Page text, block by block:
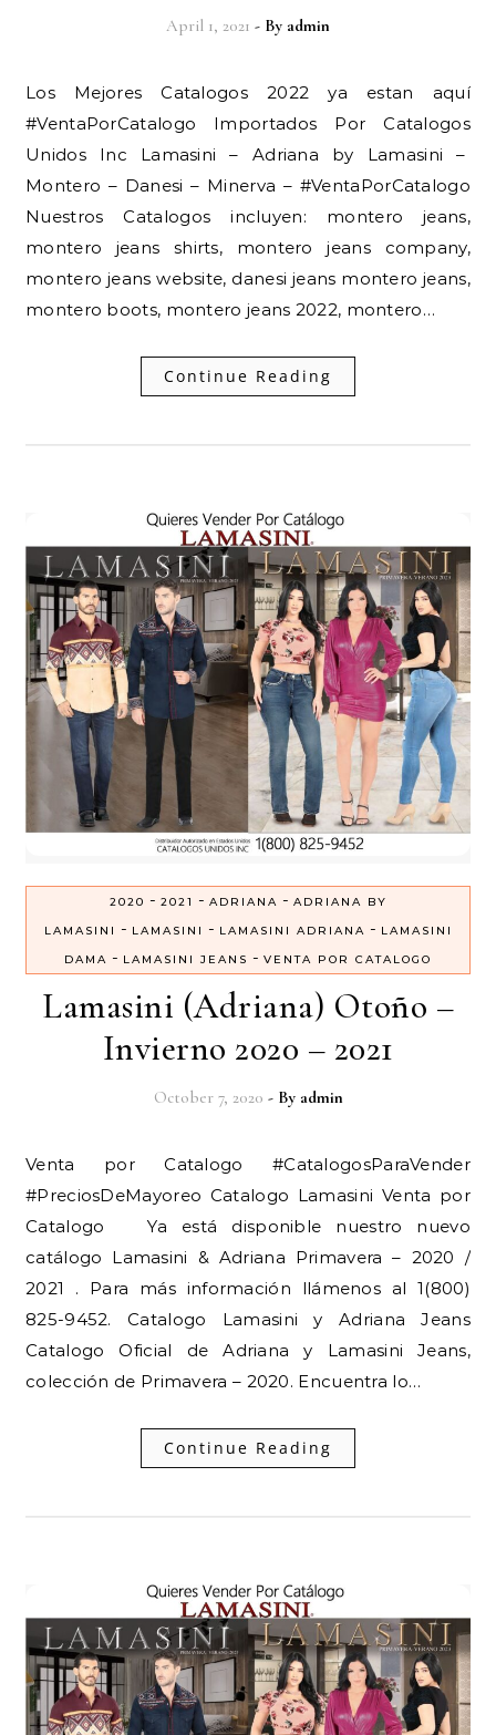
April 1, 2021 - By admin
Los Mejores Catalogos 2022 ya estan aquí
#VentaPorCatalogo Importados Por Catalogos
Unidos Inc Lamasini – Adriana by Lamasini –
Montero – Danesi – Minerva – #VentaPorCatalogo
Nuestros Catalogos incluyen: montero jeans,
montero jeans shirts, montero jeans company,
montero jeans website, danesi jeans montero jeans,
montero boots, montero jeans 2022, montero…
Continue Reading
2020 - 2021 - ADRIANA - ADRIANA BY
LAMASINI
- LAMASINI - LAMASINI ADRIANA - LAMASINI
DAMA - LAMASINI JEANS - VENTA POR CATALOGO
Lamasini (Adriana) Otoño –
Invierno 2020 – 2021
October 7, 2020 - By admin
Venta por Catalogo #CatalogosParaVender
#PreciosDeMayoreo Catalogo Lamasini Venta por
Catalogo Ya está disponible nuestro nuevo
catálogo Lamasini & Adriana Primavera – 2020 /
2021 . Para más información llámenos al 1(800)
825-9452. Catalogo Lamasini y Adriana Jeans
Catalogo Oficial de Adriana y Lamasini Jeans,
colección de Primavera – 2020. Encuentra lo…
Continue Reading